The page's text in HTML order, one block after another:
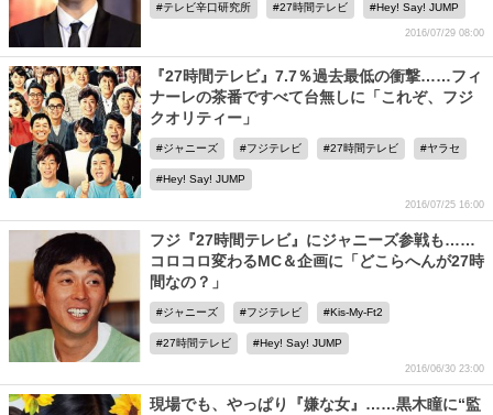
テレビ辛口研究所 27時間テレビ Hey! Say! JUMP
2016/07/29 08:00
『27時間テレビ』7.7％過去最低の衝撃……フィ
ナーレの茶番ですべて台無しに「これぞ、フジ
クオリティー」
ジャニーズ フジテレビ 27時間テレビ ヤラセ
Hey! Say! JUMP
2016/07/25 16:00
フジ『27時間テレビ』にジャニーズ参戦も……
コロコロ変わるMC＆企画に「どこらへんが27時
間なの？」
ジャニーズ フジテレビ Kis-My-Ft2
27時間テレビ Hey! Say! JUMP
2016/06/30 23:00
現場でも、やっぱり『嫌な女』……黒木瞳に“監